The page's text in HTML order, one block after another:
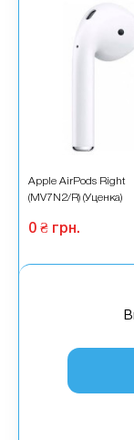
Apple AirPods Right
(MV7N2/R) (Уценка)
0 ₴ грн.